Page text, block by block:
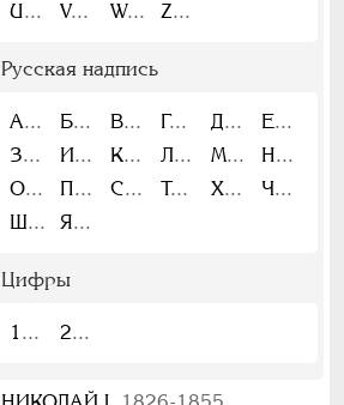
U
V W Z
Русская надпись
А Б В Г Д
Е
З
И К Л М
Н
О
П С Т Х
Ч
Ш
Я
Цифры
1 2